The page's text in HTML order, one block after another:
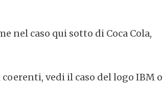
nel caso qui sotto di Coca Cola,
vedi il caso del logo IBM o